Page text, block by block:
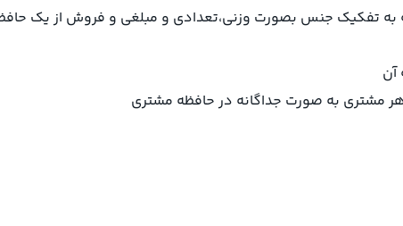
به تفکیک جنس بصورت وزنی،تعدادی و مبلغی و فروش از یک
آن